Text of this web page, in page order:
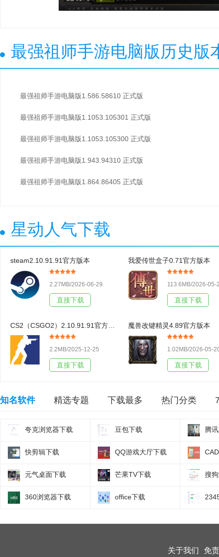
最强祖师手游电脑版历史版
最强祖师手游电脑版1.586.58610 正式版
最强祖师手游电脑版1.1053.105301 正式版
最强祖师手游电脑版1.1053.105300 正式版
最强祖师手游电脑版1.943.94310 正式版
最强祖师手游电脑版1.864.86405 正式版
星动人气下载
steam2.10.91.91官方版本
2.27MB/2026-06-29
直接下载
我爱传世盒子0.71官方版本
113.6MB/2026-05-
直接下载
2.2MB/2025-12-25
直接下载
魔兽改键精灵4.89官方版本
1.02MB/2026-05-
直接下载
知名软件 精选专题 下载最多 热门分类
夸克浏览器下载 豆包下载 腾
快剪辑下载 QQ游戏大厅下载
元气桌面下载 芒果TV下载 搜
360浏览器下载 office下载
关于我们
免